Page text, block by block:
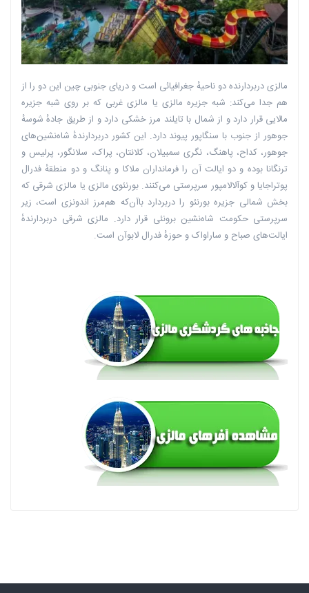
مالزی دربردارنده دو ناحیهٔ جغرافیائی است و دریای جنوبی چین این دو را از
هم جدا می‌کند: شبه جزیره مالزی یا مالزی غربی که بر روی شبه جزیره
مالایی قرار دارد و از شمال با تایلند مرز خشکی دارد و از طریق جادهٔ شوسهٔ
جوهور از جنوب با سنگاپور پیوند دارد. این کشور دربردارندهٔ شاه‌نشین‌های
جوهور، کداح، پاهنگ، نگری سمبیلان، کلانتان، پراک، سلانگور، پرلیس و
ترنگانا بوده و دو ایالت آن را فرمانداران ملاکا و پنانگ و دو منطقهٔ فدرال
پوتراجایا و کوآلالامپور سرپرستی می‌کنند. بورنئوی مالزی یا مالزی شرقی که
بخش شمالی جزیره بورنئو را دربردارد باآن‌که هم‌مرز اندونزی است، زیر
سرپرستی حکومت شاه‌نشین برونئی قرار دارد. مالزی شرقی دربردارندهٔ
ایالت‌های صباح و ساراواک و حوزهٔ فدرال لابوآن است.